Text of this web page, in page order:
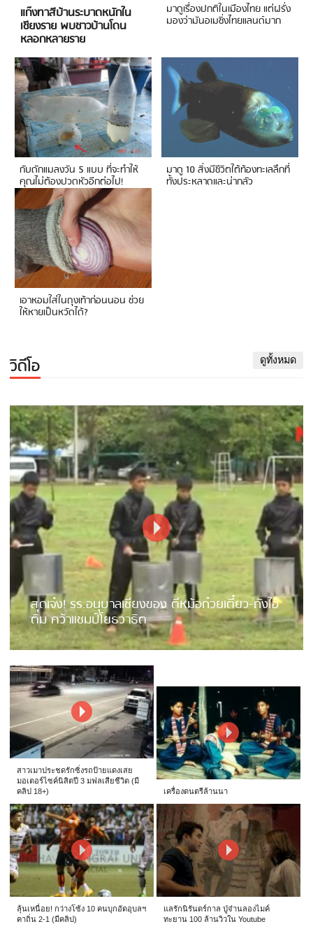
แก๊งทาสีบ้านระบาดหนักใน
เชียงราย พบชาวบ้านโดน
หลอกหลายราย
มาดูเรื่องปกติในเมืองไทย แต่ฝรั่ง
มองว่ามันอเมซิ่งไทยแลนด์มาก
กับดักแมลงวัน 5 แบบ ที่จะทำให้
คุณไม่ต้องปวดหัวอีกต่อไป!
มาดู 10 สิ่งมีชีวิตใต้ท้องทะเลลึกที่
ทั้งประหลาดและน่ากลัว
เอาหอมใส่ในถุงเท้าก่อนนอน ช่วย
ให้หายเป็นหวัดได้?
วิดีโอ ดูทั้งหมด
สุดเจ๋ง! รร.อนุบาลเชียงของ ตีหม้อก๋วยเตี๋ยว-ถังไอ
ติม คว้าแชมป์โยธวาธิต
สาวเมาประชดรักซิ่งรถป้ายแดงเสย
มอเตอร์ไซค์นิสิตปี 3 มฟลเสียชีวิต (มี
คลิป 18+)
เครื่องดนตรีล้านนา
ลุ้นเหนื่อย! กว่างโซ้ง 10 คนบุกอัดอุบลฯ
คาถิ่น 2-1 (มีคลิป)
แลรักนิรันดร์กาล ปู่จ๋านลองไมค์
ทะยาน 100 ล้านวิวใน Youtube